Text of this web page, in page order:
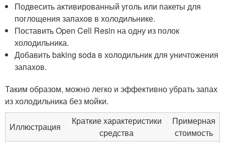
Подвесить активированный уголь или пакеты для
поглощения запахов в холодильнике.
Поставить Open Cell Resin на одну из полок
холодильника.
Добавить baking soda в холодильник для уничтожения
запахов.
Таким образом, можно легко и эффективно убрать запах
из холодильника без мойки.
Иллюстрация
Краткие характеристики
средства
Примерная
стоимость